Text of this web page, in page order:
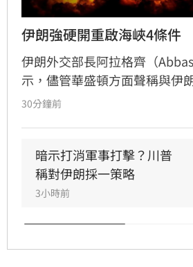
伊朗強硬開重啟海峽4條件
伊朗外交部長阿拉格齊（
示，儘管華盛頓方面聲稱與伊
眼前，但德黑蘭目前並未與美
峽（Strait of Hormuz）能否
數。與此同時，伊朗支持的葉
織「胡塞武裝」（Houthis）再
30分鐘前
暗示打消軍事打擊？川普
稱對伊朗採一策略
3小時前